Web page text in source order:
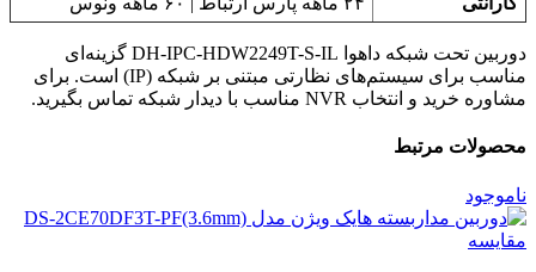
دوربین تحت شبکه داهوا DH-IPC-HDW2249T-S-IL گزینه‌ای
مناسب برای سیستم‌های نظارتی مبتنی بر شبکه (IP) است. برای
مشاوره خرید و انتخاب NVR مناسب با دیدار شبکه تماس بگیرید.
محصولات مرتبط
ناموجود
مقایسه